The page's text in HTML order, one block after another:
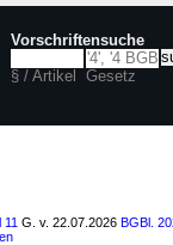
Vorschriftensuche
§ / Artikel Gesetz
11 G. v. 22.07.2026 BGBl.